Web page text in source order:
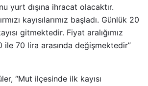
yurt dışına ihracat olacaktır.
kayısılarımız başladı. Günlük 20
gitmektedir. Fiyat aralığımız
70 lira arasında değişmektedir”
“Mut ilçesinde ilk kayısı